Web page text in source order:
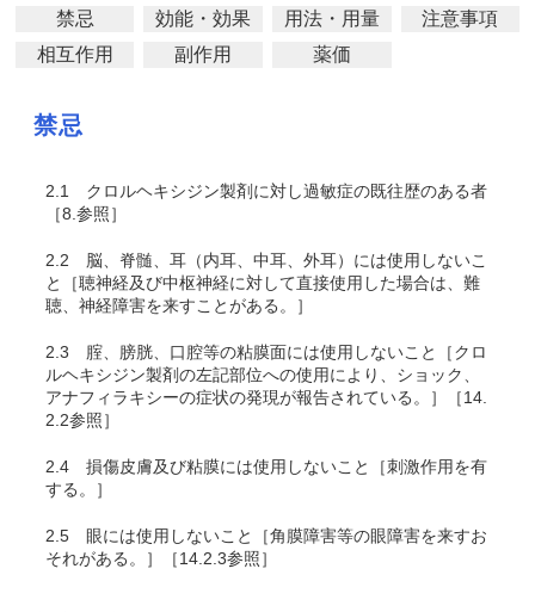
禁忌 効能・効果 用法・用量
注意事項
相互作用
副作用 薬価
禁忌
2.1
クロルヘキシジン製剤に対し過敏症の既往歴のある者
［8.参照］
2.2 脳、脊髄、耳（内耳、中耳、外耳）には使用しないこ
と［聴神経及び中枢神経に対して直接使用した場合は、難
聴、神経障害を来すことがある。］
2.3 腟、膀胱、口腔等の粘膜面には使用しないこと［クロ
ルヘキシジン製剤の左記部位への使用により、ショック、
アナフィラキシーの症状の発現が報告されている。］［14.
2.2参照］
2.4 損傷皮膚及び粘膜には使用しないこと［刺激作用を有
する。］
2.5 眼には使用しないこと［角膜障害等の眼障害を来すお
それがある。］［14.2.3参照］